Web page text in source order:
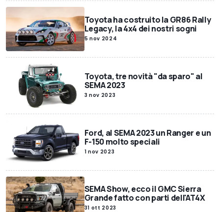
Toyota ha costruito la GR86 Rally
Legacy, la 4x4 dei nostri sogni
5 nov 2024
Toyota, tre novità "da sparo" al
SEMA 2023
3 nov 2023
Ford, al SEMA 2023 un Ranger e un
F-150 molto speciali
1 nov 2023
SEMA Show, ecco il GMC Sierra
Grande fatto con parti dell'AT4X
31 ott 2023